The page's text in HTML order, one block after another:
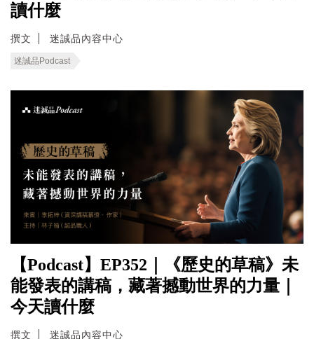
讀什麼
撰文 迷誠品內容中心
迷誠品Podcast
【Podcast】EP352｜《歷史的草稿》未
能發表的講稿，藏著撼動世界的力量｜
今天讀什麼
撰文 迷誠品內容中心